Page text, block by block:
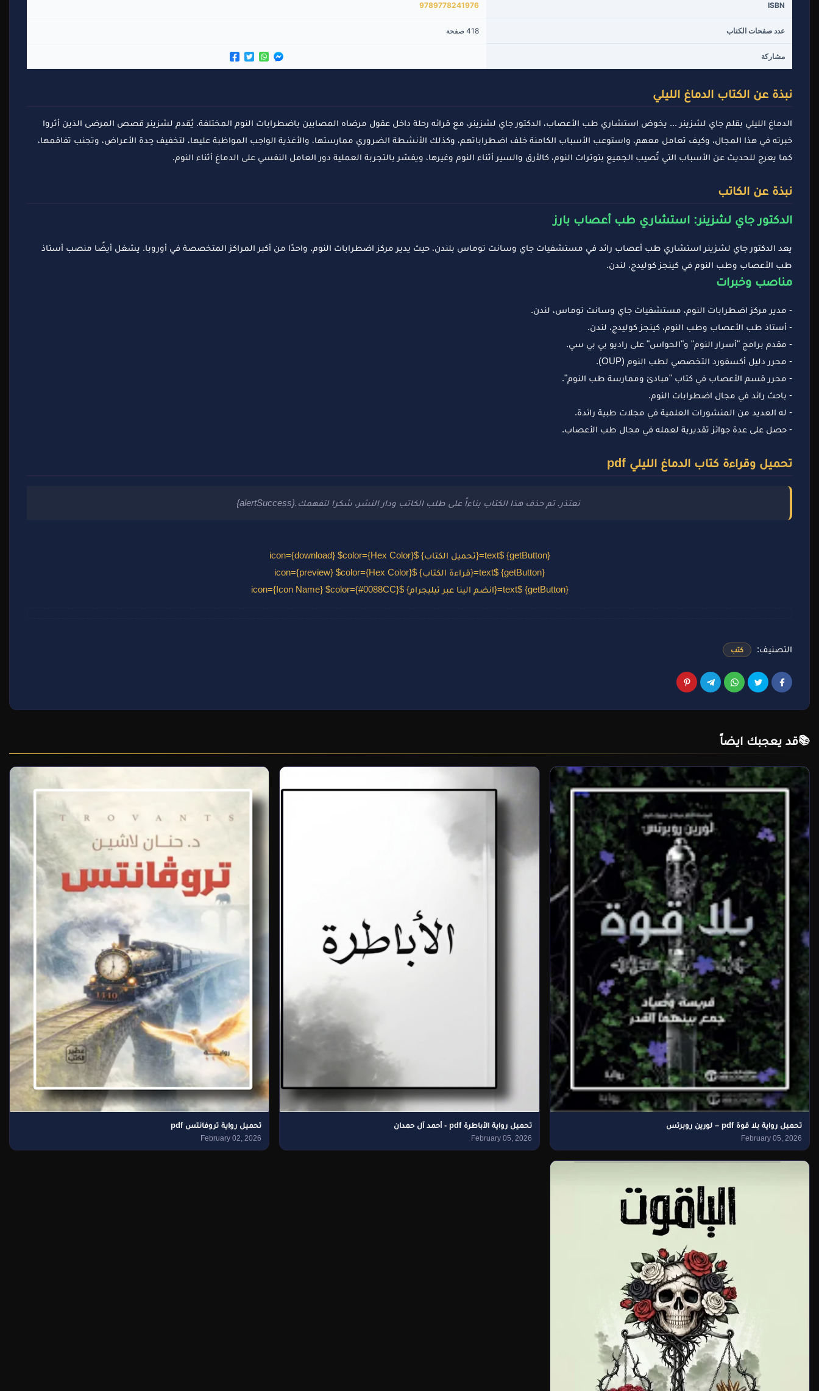
ISBN
9789778241976
عدد صفحات الكتاب 418 صفحة
مشاركة
نبذة عن الكتاب الدماغ الليلي
الدماغ الليلي بقلم جاي لشزينر ... يخوض استشاري طب الأعصاب، الدكتور جاي لشزينر، مع قرائه رحلة داخل عقول مرضاه المصابين باضطرابات النوم المختلفة. يُقدم لشزينر قصص المرضى الذين أثروا
خبرته في هذا المجال، وكيف تعامل معهم، واستوعب الأسباب الكامنة خلف اضطراباتهم، وكذلك الأنشطة الضروري ممارستها، والأغذية الواجب المواظبة عليها، لتخفيف حِدة الأعراض، وتجنب تفاقمها،
كما يعرج للحديث عن الأسباب التي تُصيب الجميع بتوترات النوم، كالأرق والسير أثناء النوم وغيرها، ويفسّر بالتجربة العملية دور العامل النفسي على الدماغ أثناء النوم.
نبذة عن الكاتب
الدكتور جاي لشزينر : استشاري طب أعصاب بارز
يعد الدكتور جاي لشزينر استشاري طب أعصاب رائد في مستشفيات جاي وسانت توماس بلندن، حيث يدير مركز اضطرابات النوم، واحدًا من أكبر المراكز المتخصصة في أوروبا. يشغل أيضًا منصب أستاذ
طب الأعصاب وطب النوم في كينجز كوليدج، لندن.
مناصب وخبرات
- مدير مركز اضطرابات النوم، مستشفيات جاي وسانت توماس، لندن.
- أستاذ طب الأعصاب وطب النوم، كينجز كوليدج، لندن.
- مقدم برامج "أسرار النوم" و"الحواس" على راديو بي بي سي.
- محرر دليل أكسفورد التخصصي لطب النوم (OUP).
- محرر قسم الأعصاب في كتاب "مبادئ وممارسة طب النوم".
- باحث رائد في مجال اضطرابات النوم.
- له العديد من المنشورات العلمية في مجلات طبية رائدة.
- حصل على عدة جوائز تقديرية لعمله في مجال طب الأعصاب.
تحميل وقراءة كتاب الدماغ الليلي pdf
نعتذر. تم حذف هذا الكتاب بناءاً على طلب الكاتب ودار النشر، شكرا لتفهمك.{alertSuccess}
{getButton} $text={تحميل الكتاب} $icon={download} $color={Hex Color}
{getButton} $text={قراءة الكتاب} $icon={preview} $color={Hex Color}
{getButton} $text={انضم الينا عبر تيليجرام} $icon={Icon Name} $color={#0088CC}
التصنيف: كتب
قد يعجبك ايضاً
تحميل رواية بلا قوة pdf – لورين روبرتس
February 05, 2026
تحميل رواية الأباطرة pdf - أحمد آل حمدان
February 05, 2026
تحميل رواية تروفانتس pdf
February 02, 2026